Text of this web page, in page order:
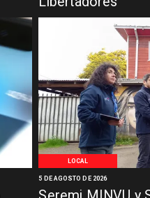
LOCAL
5 DE AGOSTO DE 2026